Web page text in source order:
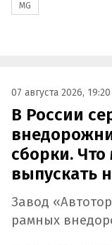
MG
07 августа 2026, 19:20
В России
сборки. Что
выпускать
Завод
рамных